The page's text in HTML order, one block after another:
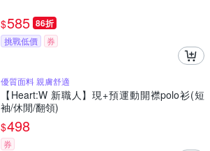
$585 86折
挑戰低價 券
優質面料 親膚舒適
【Heart:W 新職人】現+預運動開襟polo衫(短
袖/休閒/翻領)
$498
券